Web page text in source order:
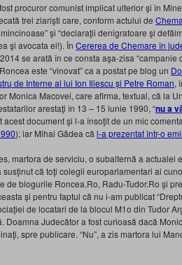
procuror comunist implicat ulterior şi în
trei ziarişti care, conform actului de
şi “declaraţii denigratoare şi
şi avocata ei!). În Cererea de Chemare în
se arată în ce consta aşa-zisa “campanie
este “vinovat” ca a postat pe blog un
de Interne al lui Ion Iliescu şi Petre Roman,
Monica Macovei, care afirma, textual, că la
arestaţi în 13 – 15 iunie 1990, “nu a
document şi l-a însoţit de un mic
); iar Mihai Gâdea că l-a prezentat într-o
martora de serviciu, o subalternă a
că toţi colegii europarlamentari ai
de blogurile Roncea.Ro, Radu-Tudor.Ro şi
şi pentru faptul că nu i-am publicat
de locatari de la blocul M1o din Tudor
Doamna Judecător a fost curioasă dacă
spre publicare. “Nu”, a zis martora lui